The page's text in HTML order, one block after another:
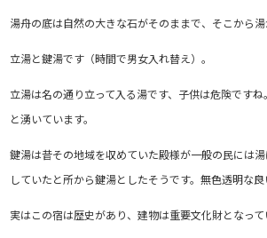
湯舟の底は自然の大きな石がそのままで、そこから湯
立湯と鍵湯です（時間で男女入れ替え）。
立湯は名の通り立って入る湯です、子供は危険です
と湧いています。
鍵湯は昔その地域を収めていた殿様が一般の民には
していたと所から鍵湯としたそうです。無色透明な良
実はこの宿は歴史があり、建物は重要文化財となって